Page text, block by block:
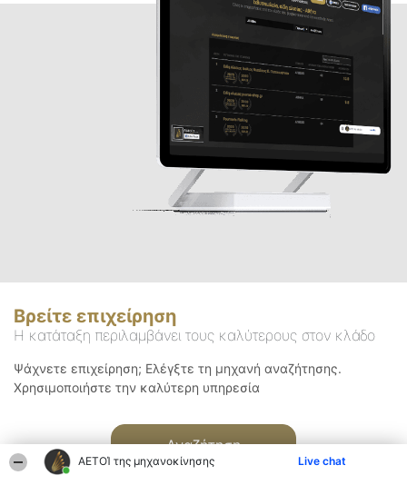
ΑΕΤΟΊ της μηχανοκίνησης Live chat
Βρείτε επιχείρηση
Η κατάταξη περιλαμβάνει τους καλύτερους στον κλάδο
Ψάχνετε επιχείρηση; Ελέγξτε τη μηχανή αναζήτησης.
Χρησιμοποιήστε την καλύτερη υπηρεσία
Αναζήτηση